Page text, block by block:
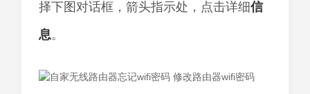
择下图对话框，箭头指示处，点击详细信
息。